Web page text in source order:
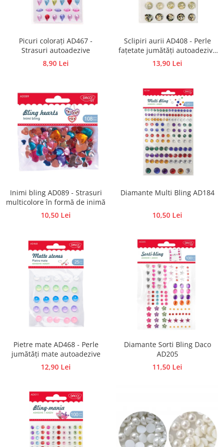
Traforaj, pirogravura
Ustensile
Polistiren
Ceramica
Accesorii floristica
Plante uscate
Materiale textile
Articole din bumbac
Modele termoadezive
Saculeti
Design cofetarie
Mozaic
Pictura pe fata si corp
Picuri colorați AD467 -
Strasuri autoadezive
8,90 Lei
Sclipiri aurii AD408 - Perle
fațetate jumătăți autoadezive
cu foiță de aur
13,90 Lei
Inimi bling AD089 - Strasuri
multicolore în formă de inimă
10,50 Lei
Diamante Multi Bling AD184
10,50 Lei
Pietre mate AD468 - Perle
jumătăți mate autoadezive
12,90 Lei
Diamante Sorti Bling Daco
AD205
11,50 Lei